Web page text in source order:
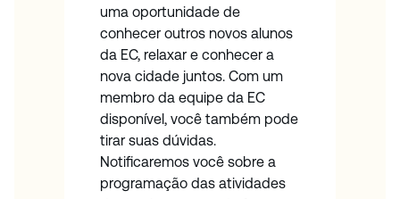
uma oportunidade de
conhecer outros novos alunos
da EC, relaxar e conhecer a
nova cidade juntos. Com um
membro da equipe da EC
disponível, você também pode
tirar suas dúvidas.
Notificaremos você sobre a
programação das atividades